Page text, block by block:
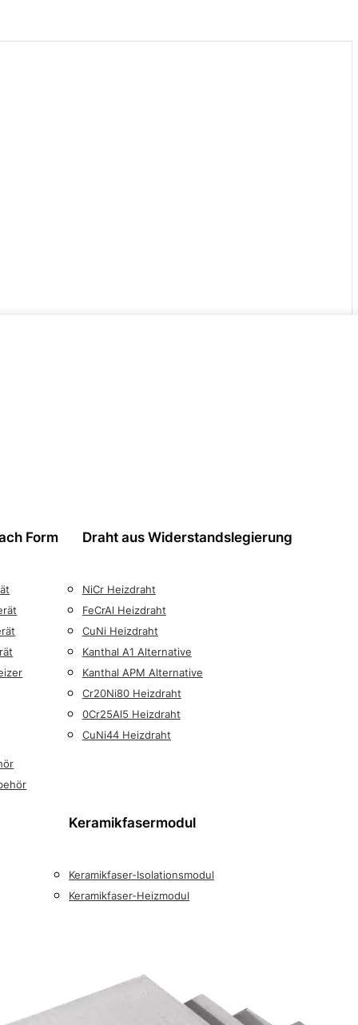
Form Draht aus Widerstandslegierung
NiCr Heizdraht
FeCrAl Heizdraht
CuNi Heizdraht
Kanthal A1 Alternative
Kanthal APM Alternative
Cr20Ni80 Heizdraht
0Cr25Al5 Heizdraht
CuNi44 Heizdraht
Keramikfasermodul
Keramikfaser-Isolationsmodul
Keramikfaser-Heizmodul